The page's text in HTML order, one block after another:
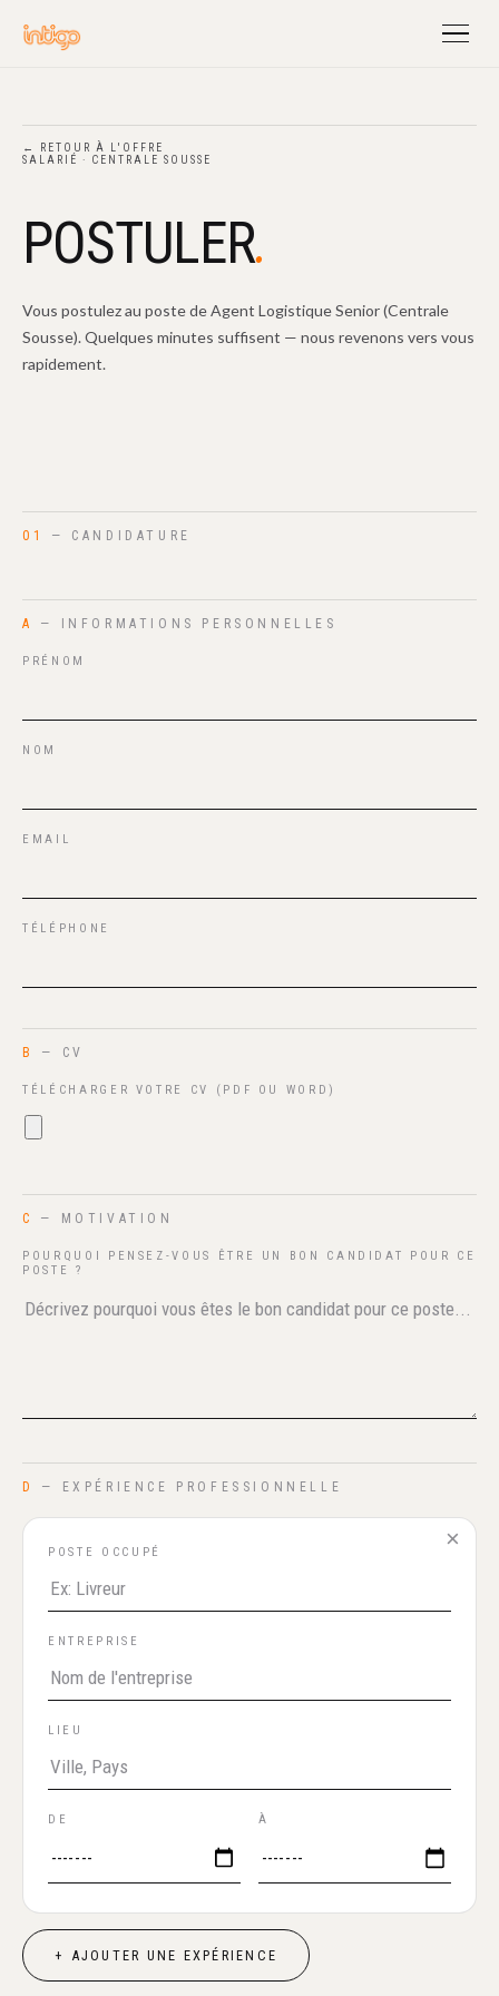
← RETOUR À L'OFFRE
SALARIÉ · CENTRALE SOUSSE
POSTULER.
Vous postulez au poste de Agent Logistique Senior (Centrale
Sousse). Quelques minutes suffisent — nous revenons vers vous
rapidement.
01 — CANDIDATURE
A — INFORMATIONS PERSONNELLES
PRÉNOM
NOM
EMAIL
TÉLÉPHONE
B — CV
TÉLÉCHARGER VOTRE CV (PDF OU WORD)
C — MOTIVATION
POURQUOI PENSEZ-VOUS ÊTRE UN BON CANDIDAT POUR CE
POSTE ?
D — EXPÉRIENCE PROFESSIONNELLE
×
POSTE OCCUPÉ
ENTREPRISE
LIEU
DE À
+ AJOUTER UNE EXPÉRIENCE